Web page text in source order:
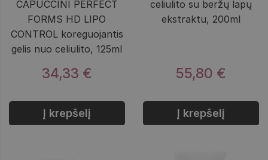
CAPUCCINI PERFECT
FORMS HD LIPO
CONTROL koreguojantis
gelis nuo celiulito, 125ml
34,33 €
Į krepšelį
celiulito su beržų lapų
ekstraktu, 200ml
55,80 €
Į krepšelį